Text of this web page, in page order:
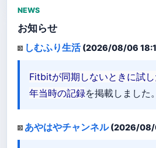
NEWS
お知らせ
しむふり生活 (2026/08/06
Fitbitが同期しないときに試
年当時の記録を掲載しました。
あやはやチャンネル (2026/08/